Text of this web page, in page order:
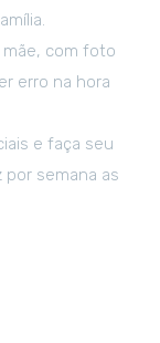
mãe, com foto
erro na hora
e faça seu
por semana as